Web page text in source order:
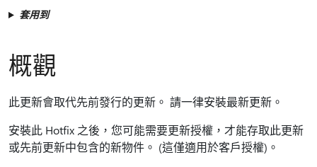
套用到
概觀
此更新會取代先前發行的更新。 請一律安裝最新更新。
安裝此 Hotfix 之後，您可能需要更新授權，才能存取此更新
或先前更新中包含的新物件。 (這僅適用於客戶授權)。